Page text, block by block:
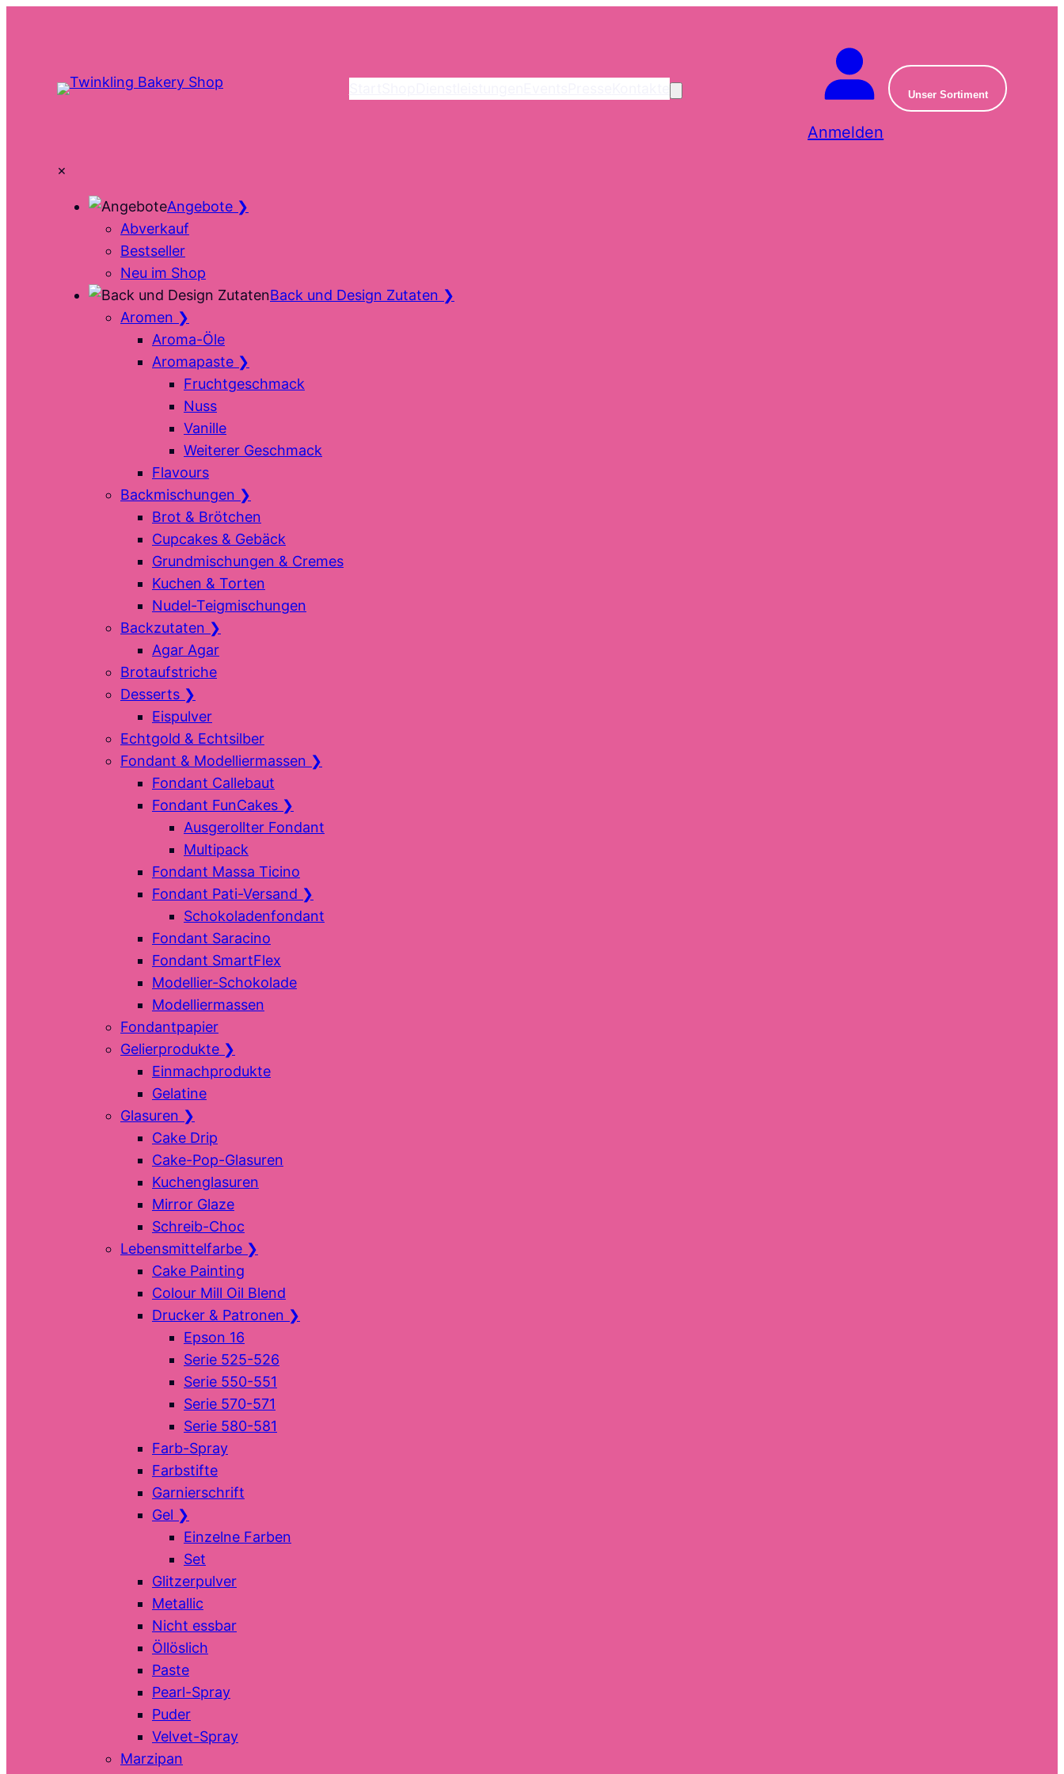
Anmelden
Unser Sortiment
×
Angebote ❯
Abverkauf
Bestseller
Neu im Shop
Back und Design Zutaten ❯
Aromen ❯
Aroma-Öle
Aromapaste ❯
Fruchtgeschmack
Nuss
Vanille
Weiterer Geschmack
Flavours
Backmischungen ❯
Brot & Brötchen
Cupcakes & Gebäck
Grundmischungen & Cremes
Kuchen & Torten
Nudel-Teigmischungen
Backzutaten ❯
Agar Agar
Brotaufstriche
Desserts ❯
Eispulver
Echtgold & Echtsilber
Fondant & Modelliermassen ❯
Fondant Callebaut
Fondant FunCakes ❯
Ausgerollter Fondant
Multipack
Fondant Massa Ticino
Fondant Pati-Versand ❯
Schokoladenfondant
Fondant Saracino
Fondant SmartFlex
Modellier-Schokolade
Modelliermassen
Fondantpapier
Gelierprodukte ❯
Einmachprodukte
Gelatine
Glasuren ❯
Cake Drip
Cake-Pop-Glasuren
Kuchenglasuren
Mirror Glaze
Schreib-Choc
Lebensmittelfarbe ❯
Cake Painting
Colour Mill Oil Blend
Drucker & Patronen ❯
Epson 16
Serie 525-526
Serie 550-551
Serie 570-571
Serie 580-581
Farb-Spray
Farbstifte
Garnierschrift
Gel ❯
Einzelne Farben
Set
Glitzerpulver
Metallic
Nicht essbar
Öllöslich
Paste
Pearl-Spray
Puder
Velvet-Spray
Marzipan